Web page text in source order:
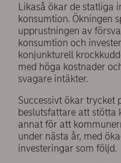
Likaså ökar de statliga
konsumtion. Ökningen
upprustningen av
konsumtion och
konjunkturell
med höga kostnader
svagare intäkter.
Successivt ökar trycket
beslutsfattare att stötta
annat för att
under nästa år, med
investeringar som följd.